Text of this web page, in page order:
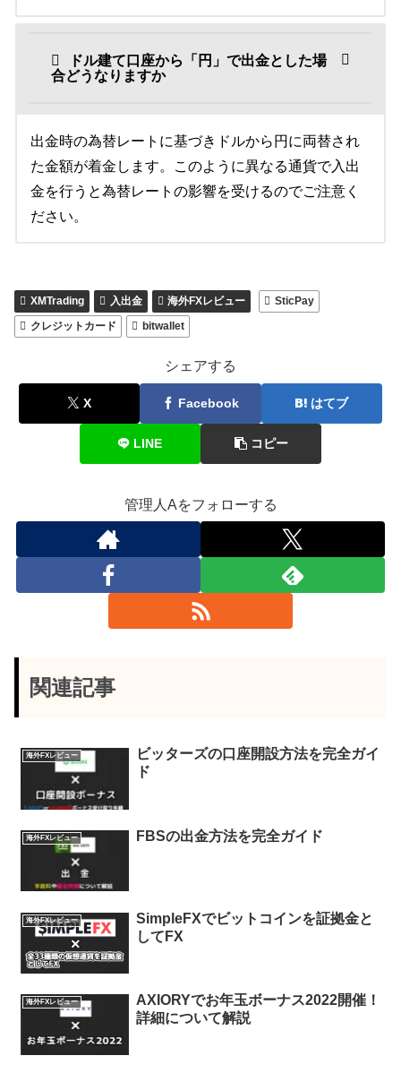
ドル建て口座から「円」で出金とした場
合どうなりますか
出金時の為替レートに基づきドルから円に両替され
た金額が着金します。このように異なる通貨で入出
金を行うと為替レートの影響を受けるのでご注意く
ださい。
XMTrading 入出金 海外FXレビュー
SticPay
クレジットカード
bitwallet
シェアする
X Facebook はてブ
LINE コピー
管理人Aをフォローする
関連記事
海外FXレビュー
ビッターズの口座開設方法を完全ガイ
ド
海外FXレビュー FBSの出金方法を完全ガイド
海外FXレビュー
SimpleFXでビットコインを証拠金と
してFX
海外FXレビュー
AXIORYでお年玉ボーナス2022開催！
詳細について解説